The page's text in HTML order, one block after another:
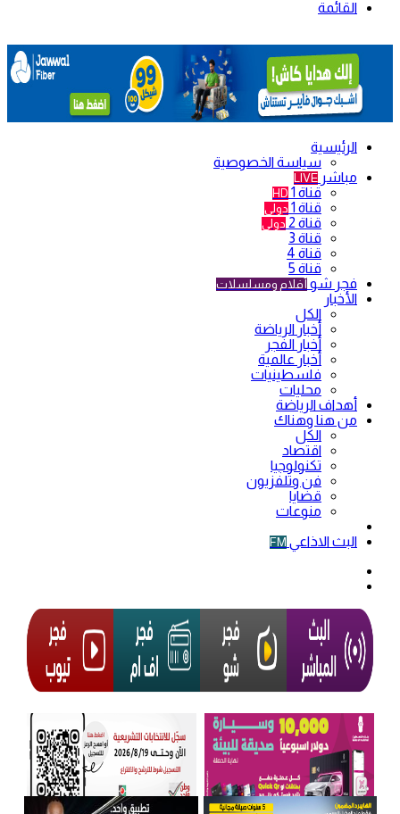
القائمة
الرئيسية
سياسة الخصوصية
مباشر LIVE
قناة 1 HD
قناة 1 دولي
قناة 2 دولي
قناة 3
قناة 4
قناة 5
فجر شو أفلام ومسلسلات
الأخبار
الكل
أخبار الرياضة
أخبار الفجر
أخبار عالمية
فلسطينيات
محليات
أهداف الرياضة
من هنا وهناك
الكل
اقتصاد
تكنولوجيا
فن وتلفزيون
قضايا
منوعات
البث الاذاعي FM